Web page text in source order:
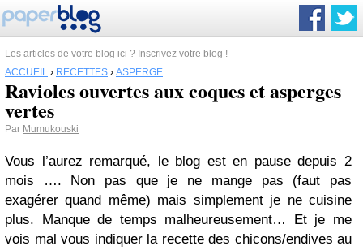
Les articles de votre blog ici ? Inscrivez votre blog !
ACCUEIL › RECETTES › ASPERGE
Ravioles ouvertes aux coques et asperges
vertes
Par Mumukouski
Vous l’aurez remarqué, le blog est en pause depuis 2
mois …. Non pas que je ne mange pas (faut pas
exagérer quand même) mais simplement je ne cuisine
plus. Manque de temps malheureusement… Et je me
vois mal vous indiquer la recette des chicons/endives au